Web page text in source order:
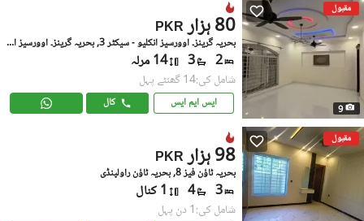
مقبول
9
PKR 80 ہزار
بحریہ گرینز۔ اوورسیز انکلیو - سیکٹر 3, بحریہ گرینز۔ اوورسیز انکلیو
2
3 14 مرلہ
شامل کی:14 گھنٹے پہل
ایس ایم ایس کال
مقبول
PKR 98 ہزار
بحریہ ٹاؤن فیز 8, بحریہ ٹاؤن راولپنڈی
3
4 1 کنال
شامل کی:1 دن پہل